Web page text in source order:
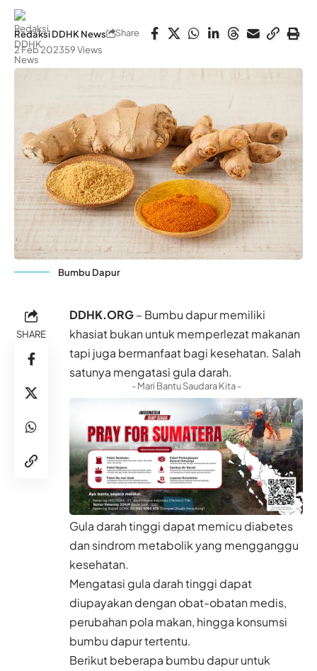
Redaksi DDHK News
2 Feb 202359 Views
Share
Bumbu Dapur
SHARE
DDHK.ORG– Bumbu dapur memiliki
khasiat bukan untuk memperlezat makanan
tapi juga bermanfaat bagi kesehatan. Salah
satunya mengatasi gula darah.
- Mari Bantu Saudara Kita -
Gula darah tinggi dapat memicu diabetes
dan sindrom metabolik yang mengganggu
kesehatan.
Mengatasi gula darah tinggi dapat
diupayakan denganobat-obatan medis,
perubahan pola makan, hingga konsumsi
bumbu dapur tertentu.
Berikut beberapa bumbu dapur untuk